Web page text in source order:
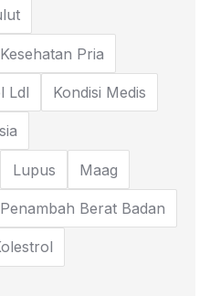
Kesehatan Pria
Ldl Kondisi Medis
Lupus Maag
Berat Badan